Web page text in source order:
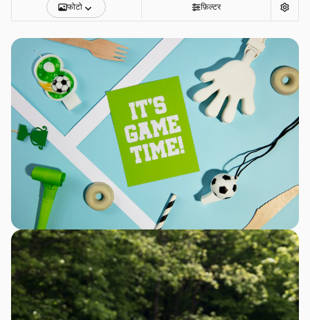
फोटो फ़िल्टर